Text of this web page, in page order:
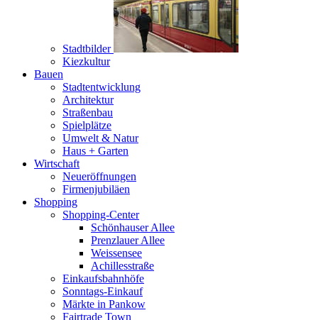
Stadtbilder
Kiezkultur
Bauen
Stadtentwicklung
Architektur
Straßenbau
Spielplätze
Umwelt & Natur
Haus + Garten
Wirtschaft
Neueröffnungen
Firmenjubiläen
Shopping
Shopping-Center
Schönhauser Allee
Prenzlauer Allee
Weissensee
Achillesstraße
Einkaufsbahnhöfe
Sonntags-Einkauf
Märkte in Pankow
Fairtrade Town